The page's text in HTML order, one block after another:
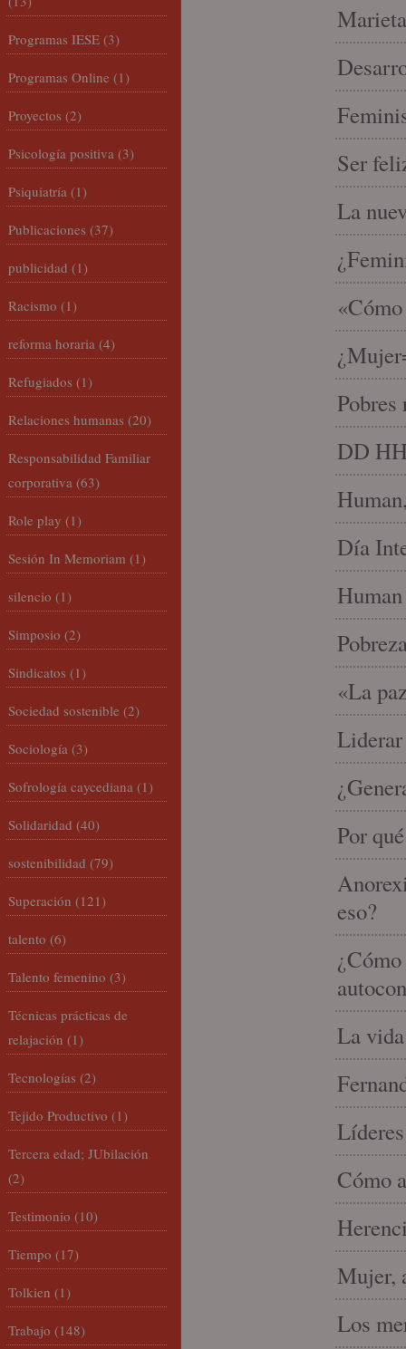
Ser
La
DD
Día
«La
Liderar
Por
eso?
La
Cómo
Mujer,
Los
Programas IESE (3)
Programas Online (1)
Proyectos (2)
Psicología positiva (3)
Psiquiatría (1)
Publicaciones (37)
publicidad (1)
Racismo (1)
reforma horaria (4)
Refugiados (1)
Relaciones humanas (20)
Responsabilidad Familiar
corporativa (63)
Role play (1)
Sesión In Memoriam (1)
silencio (1)
Simposio (2)
Sindicatos (1)
Sociedad sostenible (2)
Sociología (3)
Sofrología caycediana (1)
Solidaridad (40)
sostenibilidad (79)
Superación (121)
talento (6)
Talento femenino (3)
Técnicas prácticas de
relajación (1)
Tecnologías (2)
Tejido Productivo (1)
Tercera edad; JUbilación
(2)
Testimonio (10)
Tiempo (17)
Tolkien (1)
Trabajo (148)